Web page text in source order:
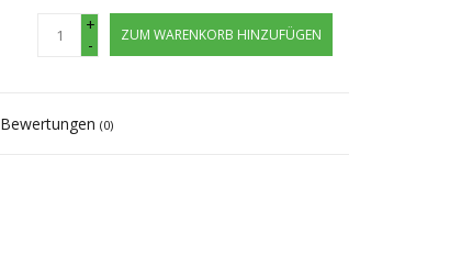
+
-
ZUM WARENKORB HINZUFÜGEN
Bewertungen(0)